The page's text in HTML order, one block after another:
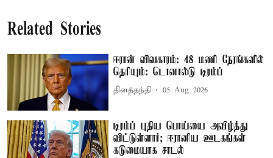
Related Stories
ஈரான் விவகாரம்: 48 மணி நேரங்களில்
தெரியும்: டொனால்டு டிரம்ப்
தினத்தந்தி 05 Aug 2026
டிரம்ப் புதிய பொய்யை அவிழ்த்து
விட்டுள்ளார்; ஈரானிய ஊடகங்கள்
கடுமையாக சாடல்